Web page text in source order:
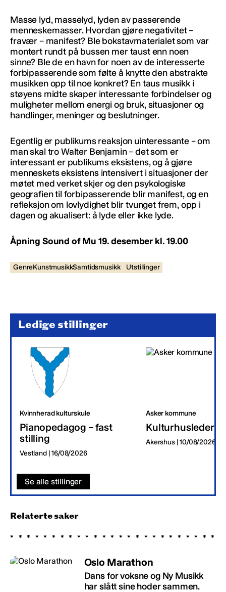
Masse lyd, masselyd, lyden av passerende
menneskemasser. Hvordan gjøre negativitet –
fravær – manifest? Ble bokstavmaterialet som var
montert rundt på bussen mer taust enn noen
sinne? Ble de en havn for noen av de interesserte
forbipasserende som følte å knytte den abstrakte
musikken opp til noe konkret? En taus musikk i
støyens midte skaper interessante forbindelser og
muligheter mellom energi og bruk, situasjoner og
handlinger, meninger og beslutninger.
Egentlig er publikums reaksjon uinteressante – om
man skal tro Walter Benjamin – det som er
interessant er publikums eksistens, og å gjøre
menneskets eksistens intensivert i situasjoner der
møtet med verket skjer og den psykologiske
geografien til forbipasserende blir manifest, og en
refleksjon om lovlydighet blir tvunget frem, opp i
dagen og akualisert: å lyde eller ikke lyde.
Åpning Sound of Mu 19. desember kl. 19.00
GenreKunstmusikkSamtidsmusikk Utstillinger
Ledige stillinger
Kvinnherad kulturskule
Pianopedagog – fast
stilling
Vestland | 16/08/2026
Asker kommune
Kulturhusleder
Akershus | 10/08/2026
Se alle stillinger
Relaterte saker
Oslo Marathon
Dans for voksne og Ny Musikk
har slått sine hoder sammen.